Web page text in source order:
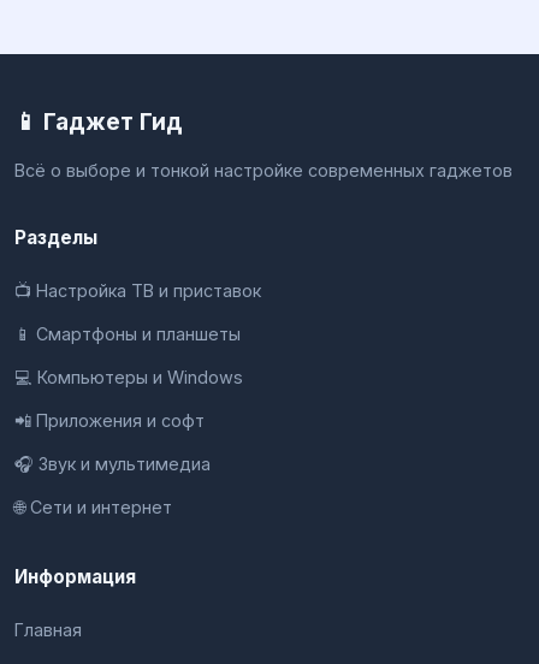
📱 Гаджет Гид
Всё о выборе и тонкой настройке современных гаджетов
Разделы
📺 Настройка ТВ и приставок
📱 Смартфоны и планшеты
💻 Компьютеры и Windows
📲 Приложения и софт
🎧 Звук и мультимедиа
🌐 Сети и интернет
Информация
Главная